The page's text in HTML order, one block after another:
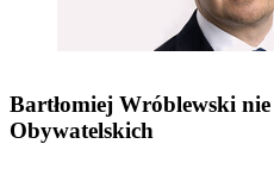
Bartłomiej Wróblewski
Obywatelskich